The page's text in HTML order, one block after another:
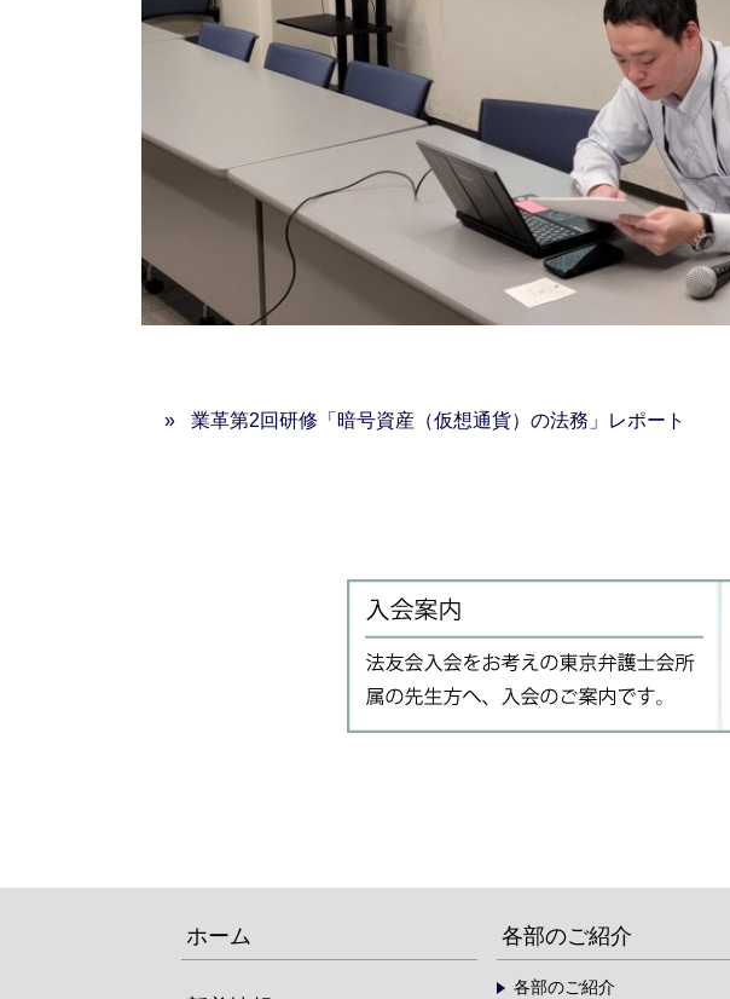
業革第2回研修「暗号資産（仮想通貨）の法務」レポート
ホーム 各部のご紹介
各部のご紹介